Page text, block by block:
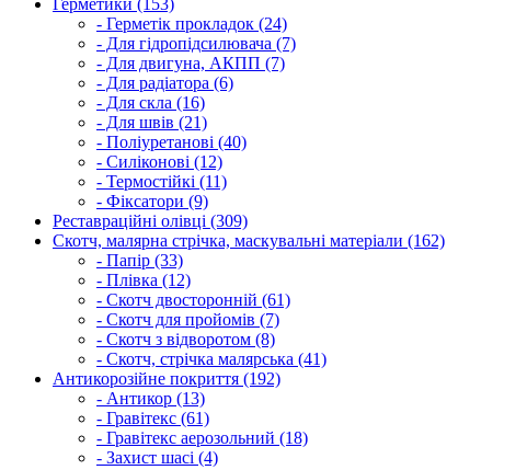
- Герметік прокладок (24)
- Для гідропідсилювача (7)
- Для двигуна, АКПП (7)
- Для радіатора (6)
- Для скла (16)
- Для швів (21)
- Поліуретанові (40)
- Силіконові (12)
- Термостійкі (11)
- Фіксатори (9)
Реставраційні олівці (309)
Скотч, малярна стрічка, маскувальні матеріали (162)
- Папір (33)
- Плівка (12)
- Скотч двосторонній (61)
- Скотч для пройомів (7)
- Скотч з відворотом (8)
- Скотч, стрічка малярська (41)
Антикорозійне покриття (192)
- Антикор (13)
- Гравітекс (61)
- Гравітекс аерозольний (18)
- Захист шасі (4)